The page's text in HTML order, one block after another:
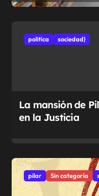
politíca sociedad}
La mansión de
en la Justicia
pilar Sin categoría